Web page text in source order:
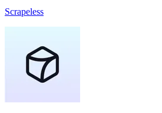
Scrapeless